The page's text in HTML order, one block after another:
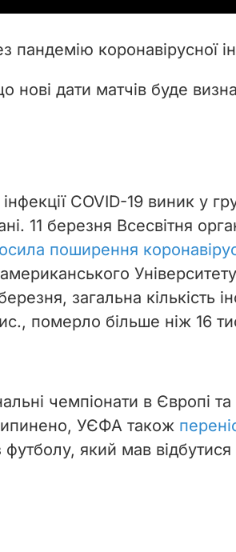
d
пандемію коронавірусної
дати матчів буде
COVID-19 виник у
11 березня Всесвітня
поширення
американського
загальна кількість
померло більше ніж 16
чемпіонати в Європі та
УЄФА також
футболу, який мав відбутися